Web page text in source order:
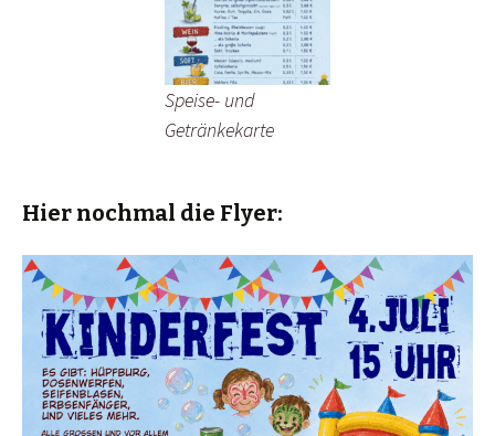
Speise- und
Getränkekarte
Hier nochmal die Flyer: